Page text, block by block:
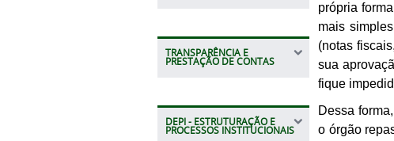
TRANSPARÊNCIA E
PRESTAÇÃO DE CONTAS
DEPI - ESTRUTURAÇÃO E
PROCESSOS INSTITUCIONAIS
própria
mais
(notas
sua
fique
Dessa
o órgão